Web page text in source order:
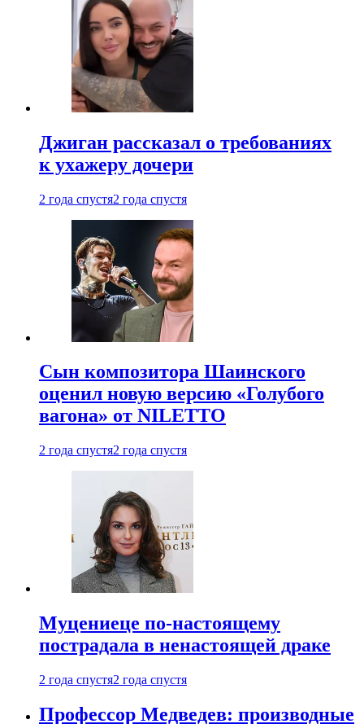
Джиган рассказал о требованиях
к ухажеру дочери
2 года спустя2 года спустя
Сын композитора Шаинского
оценил новую версию «Голубого
вагона» от NILETTO
2 года спустя2 года спустя
Муцениеце по-настоящему
пострадала в ненастоящей драке
2 года спустя2 года спустя
Профессор Медведев: производные